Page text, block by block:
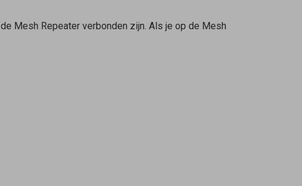
Mesh Repeaterverbonden zijn. Als je op de Mesh